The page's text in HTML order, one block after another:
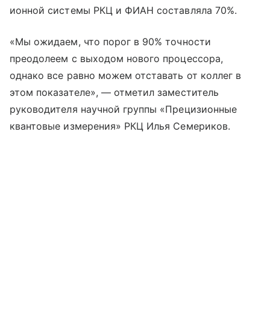
ионной системы РКЦ и ФИАН составляла 70%.
«Мы ожидаем, что порог в 90% точности
преодолеем с выходом нового процессора,
однако все равно можем отставать от коллег в
этом показателе», — отметил заместитель
руководителя научной группы «Прецизионные
квантовые измерения» РКЦ Илья Семериков.